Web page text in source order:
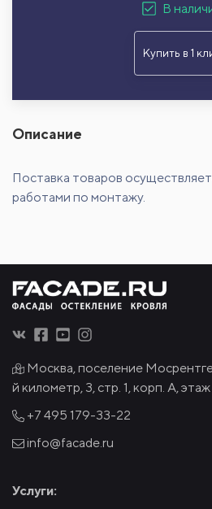
В
Купить в 1
Описание
Поставка товаров
работами по монтажу.
Москва, поселение
й километр, 3, стр. 1, корп. А,
+7 495 179-33-22
info@facade.ru
Услуги: